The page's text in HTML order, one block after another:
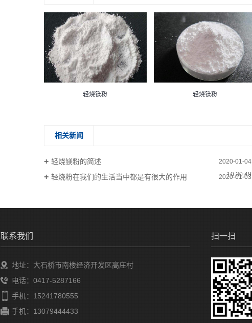
轻烧镁粉 轻烧镁粉
相关新闻
轻烧镁粉的简述
2020-01-04
10:30:49
轻烧粉在我们的生活当中都是有很大的作用
2020-01-03
联系我们
地址：大石桥市南楼经济开发区高庄村
电话：0417-5287166
手机：15241780555
手机：13079444433
扫一扫